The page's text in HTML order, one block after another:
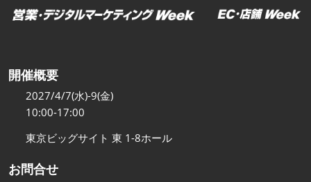
開催概要
2027/4/7(水)-9(金)
10:00-17:00
東京ビッグサイト 東 1-8ホール
お問合せ